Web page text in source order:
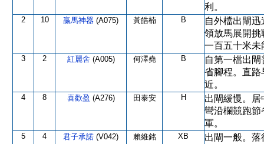
利。
2 10 贏馬神器 (A075) 黃皓楠 B
自外檔出閘
領放馬展開挑
一百五十米未
3 2 紅麗舍 (A005) 何澤堯 B
自第一檔出
省腳程。直路
近。
4 8 喜歡盈 (A276) 田泰安 H
出閘緩慢。
彎沿欄競跑節
軍。
5 4 君子承諾 (V042) 賴維銘 XB
出閘一般。